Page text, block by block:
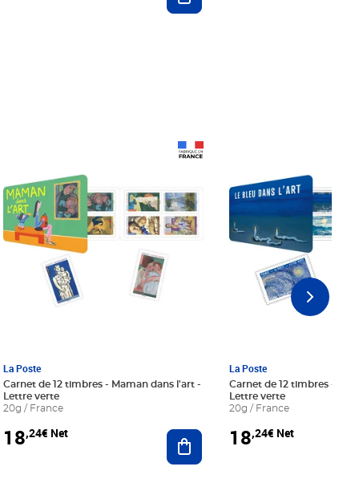
au panier
La Poste
Carnet de 12 timbres - Maman dans l'art -
Lettre verte
20g / France
18,24€ Net Ajouter au panier
La Poste
Carnet de 12 timbres - Le
Lettre verte
20g / France
18,24€ Net